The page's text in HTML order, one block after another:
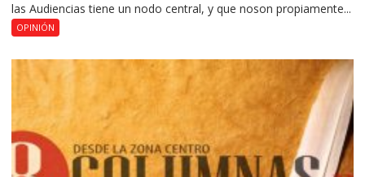
las Audiencias tiene un nodo central, y que noson propiamente...
OPINIÓN